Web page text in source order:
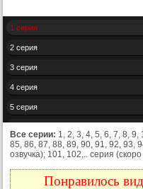
1 серия
2 серия
3 серия
4 серия
5 серия
7 серия
9 серия
Все серии: 1, 2, 3, 4, 5, 6, 7, 8,
85, 86, 87, 88, 89, 90, 91, 92, 93,
озвучка); 101, 102,.. серия
Понравилось